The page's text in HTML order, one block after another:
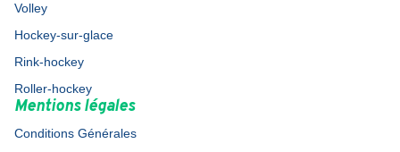
Volley
Hockey-sur-glace
Rink-hockey
Roller-hockey
Mentions légales
Conditions Générales